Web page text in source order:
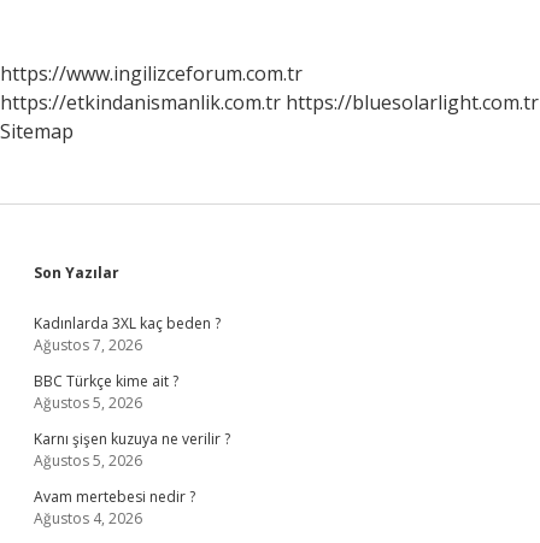
https://www.ingilizceforum.com.tr
https://etkindanismanlik.com.tr https://bluesolarlight.com.tr
Sitemap
Sidebar
Son Yazılar
Kadınlarda 3XL kaç beden ?
Ağustos 7, 2026
BBC Türkçe kime ait ?
Ağustos 5, 2026
Karnı şişen kuzuya ne verilir ?
Ağustos 5, 2026
Avam mertebesi nedir ?
Ağustos 4, 2026